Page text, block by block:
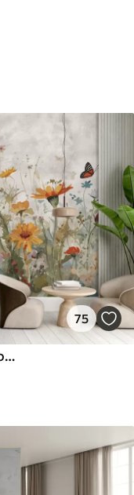
75
Akvarel med vilde blomster og sommerfugle